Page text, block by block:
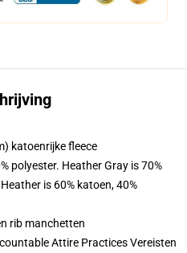
katoenrijke fleece
polyester. Heather Gray is 70%
is 60% katoen, 40%
rib manchetten
Attire Practices Vereisten